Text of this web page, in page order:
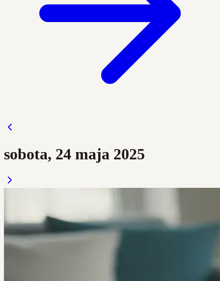
sobota, 24 maja 2025